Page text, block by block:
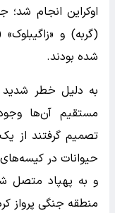
اوکراین انجام
(گربه) و
شده بودند.
به دلیل خطر شدید
مستقیم آن‌ها
تصمیم گرفتند از یک
حیوانات در
منطقه جنگی پرواز